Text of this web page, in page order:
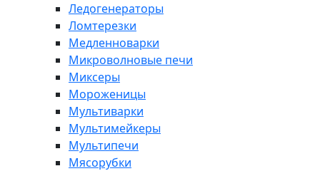
Ледогенераторы
Ломтерезки
Медленноварки
Микроволновые печи
Миксеры
Мороженицы
Мультиварки
Мультимейкеры
Мультипечи
Мясорубки